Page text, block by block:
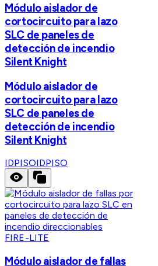
Módulo aislador de
cortocircuito para lazo
SLC de paneles de
detección de incendio
Silent Knight
Módulo aislador de
cortocircuito para lazo
SLC de paneles de
detección de incendio
Silent Knight
IDPISOIDPISO
FIRE-LITE
Módulo aislador de fallas